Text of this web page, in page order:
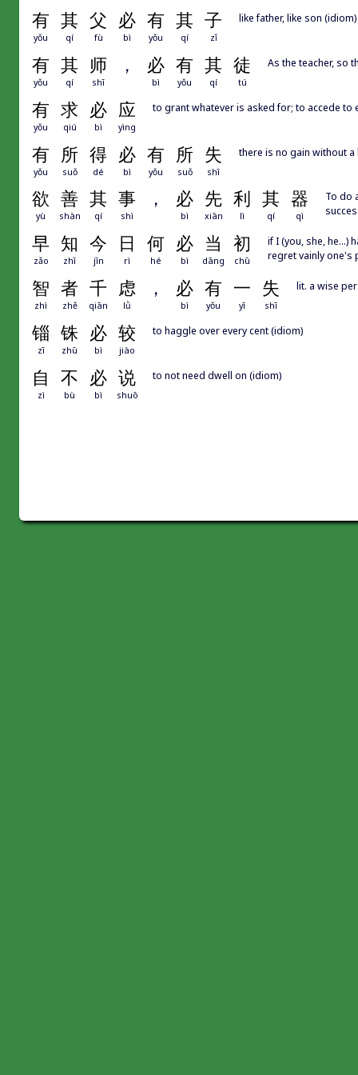
有 其 父 必 有 其 子
yǒu qí fù bì yǒu qí zǐ
like father, like son (idiom)
有 其 师 ， 必 有 其 徒
yǒu qí shī bì yǒu qí tú
As the teacher, so
有 求 必 应
yǒu qiú bì yìng
to grant whatever is asked for; to accede to
有 所 得 必 有 所 失
yǒu suǒ dé bì yǒu suǒ shī
there is no gain without
欲 善 其 事 ， 必 先 利 其 器
yù shàn qí shì bì xiān lì qí qì
To do
早 知 今 日 何 必 当 初
zǎo zhī jīn rì hé bì dāng chū
if I (you, she, he...)
regret vainly one's
智 者 千 虑 ， 必 有 一 失
zhì zhě qiān lǜ bì yǒu yī shī
lit. a wise
锱 铢 必 较
zī zhū bì jiào
to haggle over every cent (idiom)
自 不 必 说
zì bù bì shuō
to not need dwell on (idiom)